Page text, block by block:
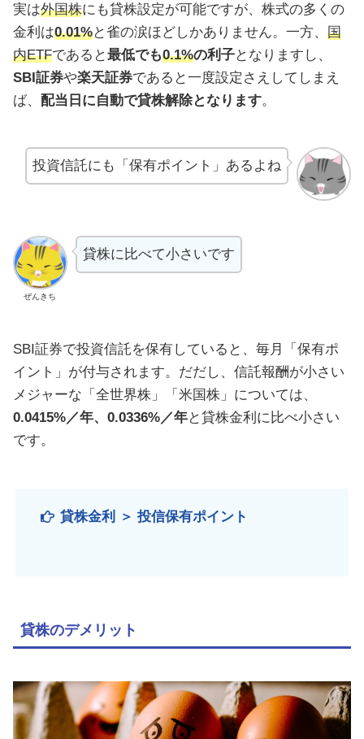
実は外国株にも貸株設定が可能ですが、株式の多くの
金利は0.01%と雀の涙ほどしかありません。一方、 国
内ETFであると最低でも0.1%の利子となりますし、
SBI証券や楽天証券であると一度設定さえしてしまえ
ば、 配当日に自動で貸株解除となります。
投資信託にも「保有ポイント」あるよね
ぜんきち
貸株に比べて小さいです
SBI証券で投資信託を保有していると、毎月「保有ポ
イント」が付与されます。だだし、信託報酬が小さい
メジャーな「全世界株」「米国株」については、
0.0415%／年、0.0336%／年と貸株金利に比べ小さい
です。
貸株金利 ＞ 投信保有ポイント
貸株のデメリット